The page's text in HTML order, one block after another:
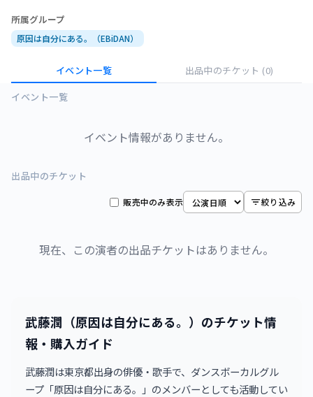
所属グループ
原因は自分にある。（EBiDAN）
イベント一覧 出品中のチケット (0)
イベント一覧
イベント情報がありません。
出品中のチケット
販売中のみ表示 絞り込み
現在、この演者の出品チケットはありません。
武藤潤（原因は自分にある。）のチケット情
報・購入ガイド
武藤潤は東京都出身の俳優・歌手で、ダンスボーカルグル
ープ「原因は自分にある。」のメンバーとしても活動してい